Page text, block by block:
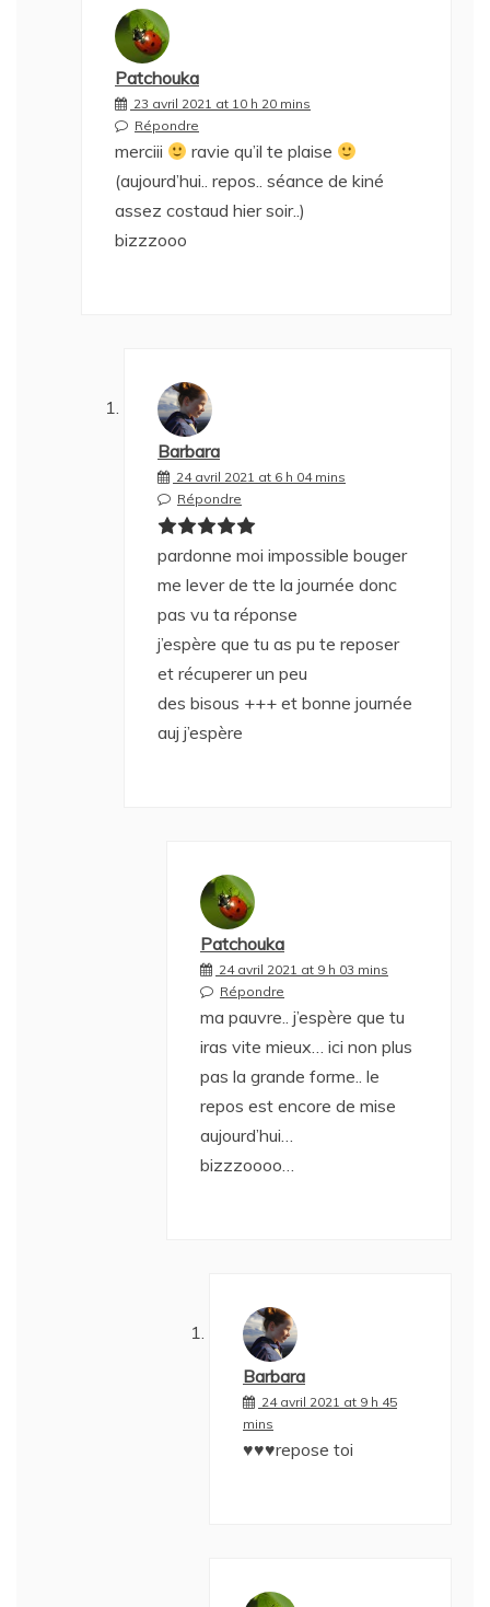
Patchouka
23 avril 2021 at 10 h 20 mins
Répondre
merciii
ravie qu’il te plaise
(aujourd’hui.. repos.. séance de kiné
assez costaud hier soir..)
bizzzooo
Barbara
24 avril 2021 at 6 h 04 mins
Répondre
pardonne moi impossible bouger
me lever de tte la journée donc
pas vu ta réponse
j’espère que tu as pu te reposer
et récuperer un peu
des bisous +++ et bonne journée
auj j’espère
Patchouka
24 avril 2021 at 9 h 03 mins
Répondre
ma pauvre.. j’espère que tu
iras vite mieux… ici non plus
pas la grande forme.. le
repos est encore de mise
aujourd’hui…
bizzzoooo…
Barbara
24 avril 2021 at 9 h 45
mins
♥♥♥repose toi